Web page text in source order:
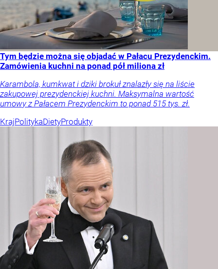
Tym będzie można się objadać w Pałacu Prezydenckim.
Zamówienia kuchni na ponad pół miliona zł
Karambola, kumkwat i dziki brokuł znalazły się na liście
zakupowej prezydenckiej kuchni. Maksymalna wartość
umowy z Pałacem Prezydenckim to ponad 515 tys. zł.
KrajPolitykaDietyProdukty